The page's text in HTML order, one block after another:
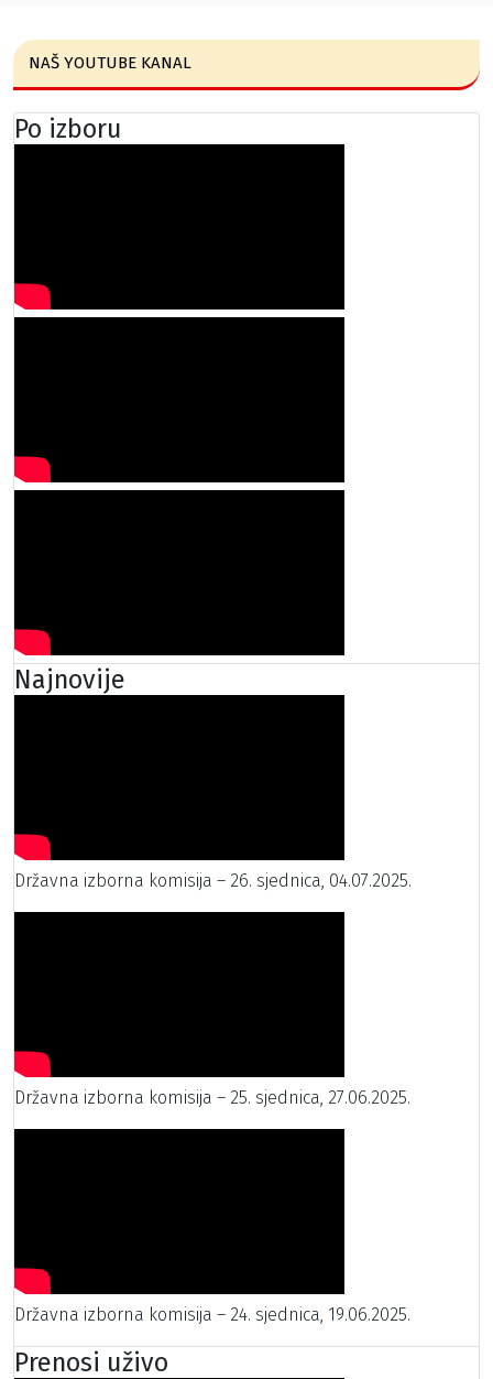
NAŠ YOUTUBE KANAL
Po izboru
Najnovije
Državna izborna komisija – 26. sjednica, 04.07.2025.
Državna izborna komisija – 25. sjednica, 27.06.2025.
Državna izborna komisija – 24. sjednica, 19.06.2025.
Prenosi uživo